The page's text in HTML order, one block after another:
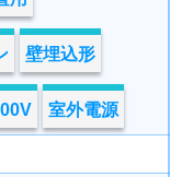
壁埋込形
室外電源